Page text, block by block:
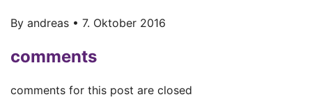
By andreas • 7. Oktober 2016
comments
comments for this post are closed